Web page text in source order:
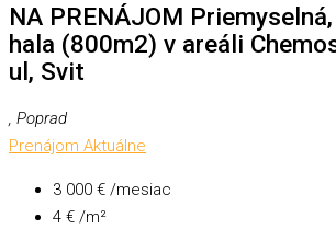
NA PRENÁJOM
hala (800m2) v areáli
ul, Svit
, Poprad
Prenájom Aktuálne
3 000 € /mesiac
4 € /m²